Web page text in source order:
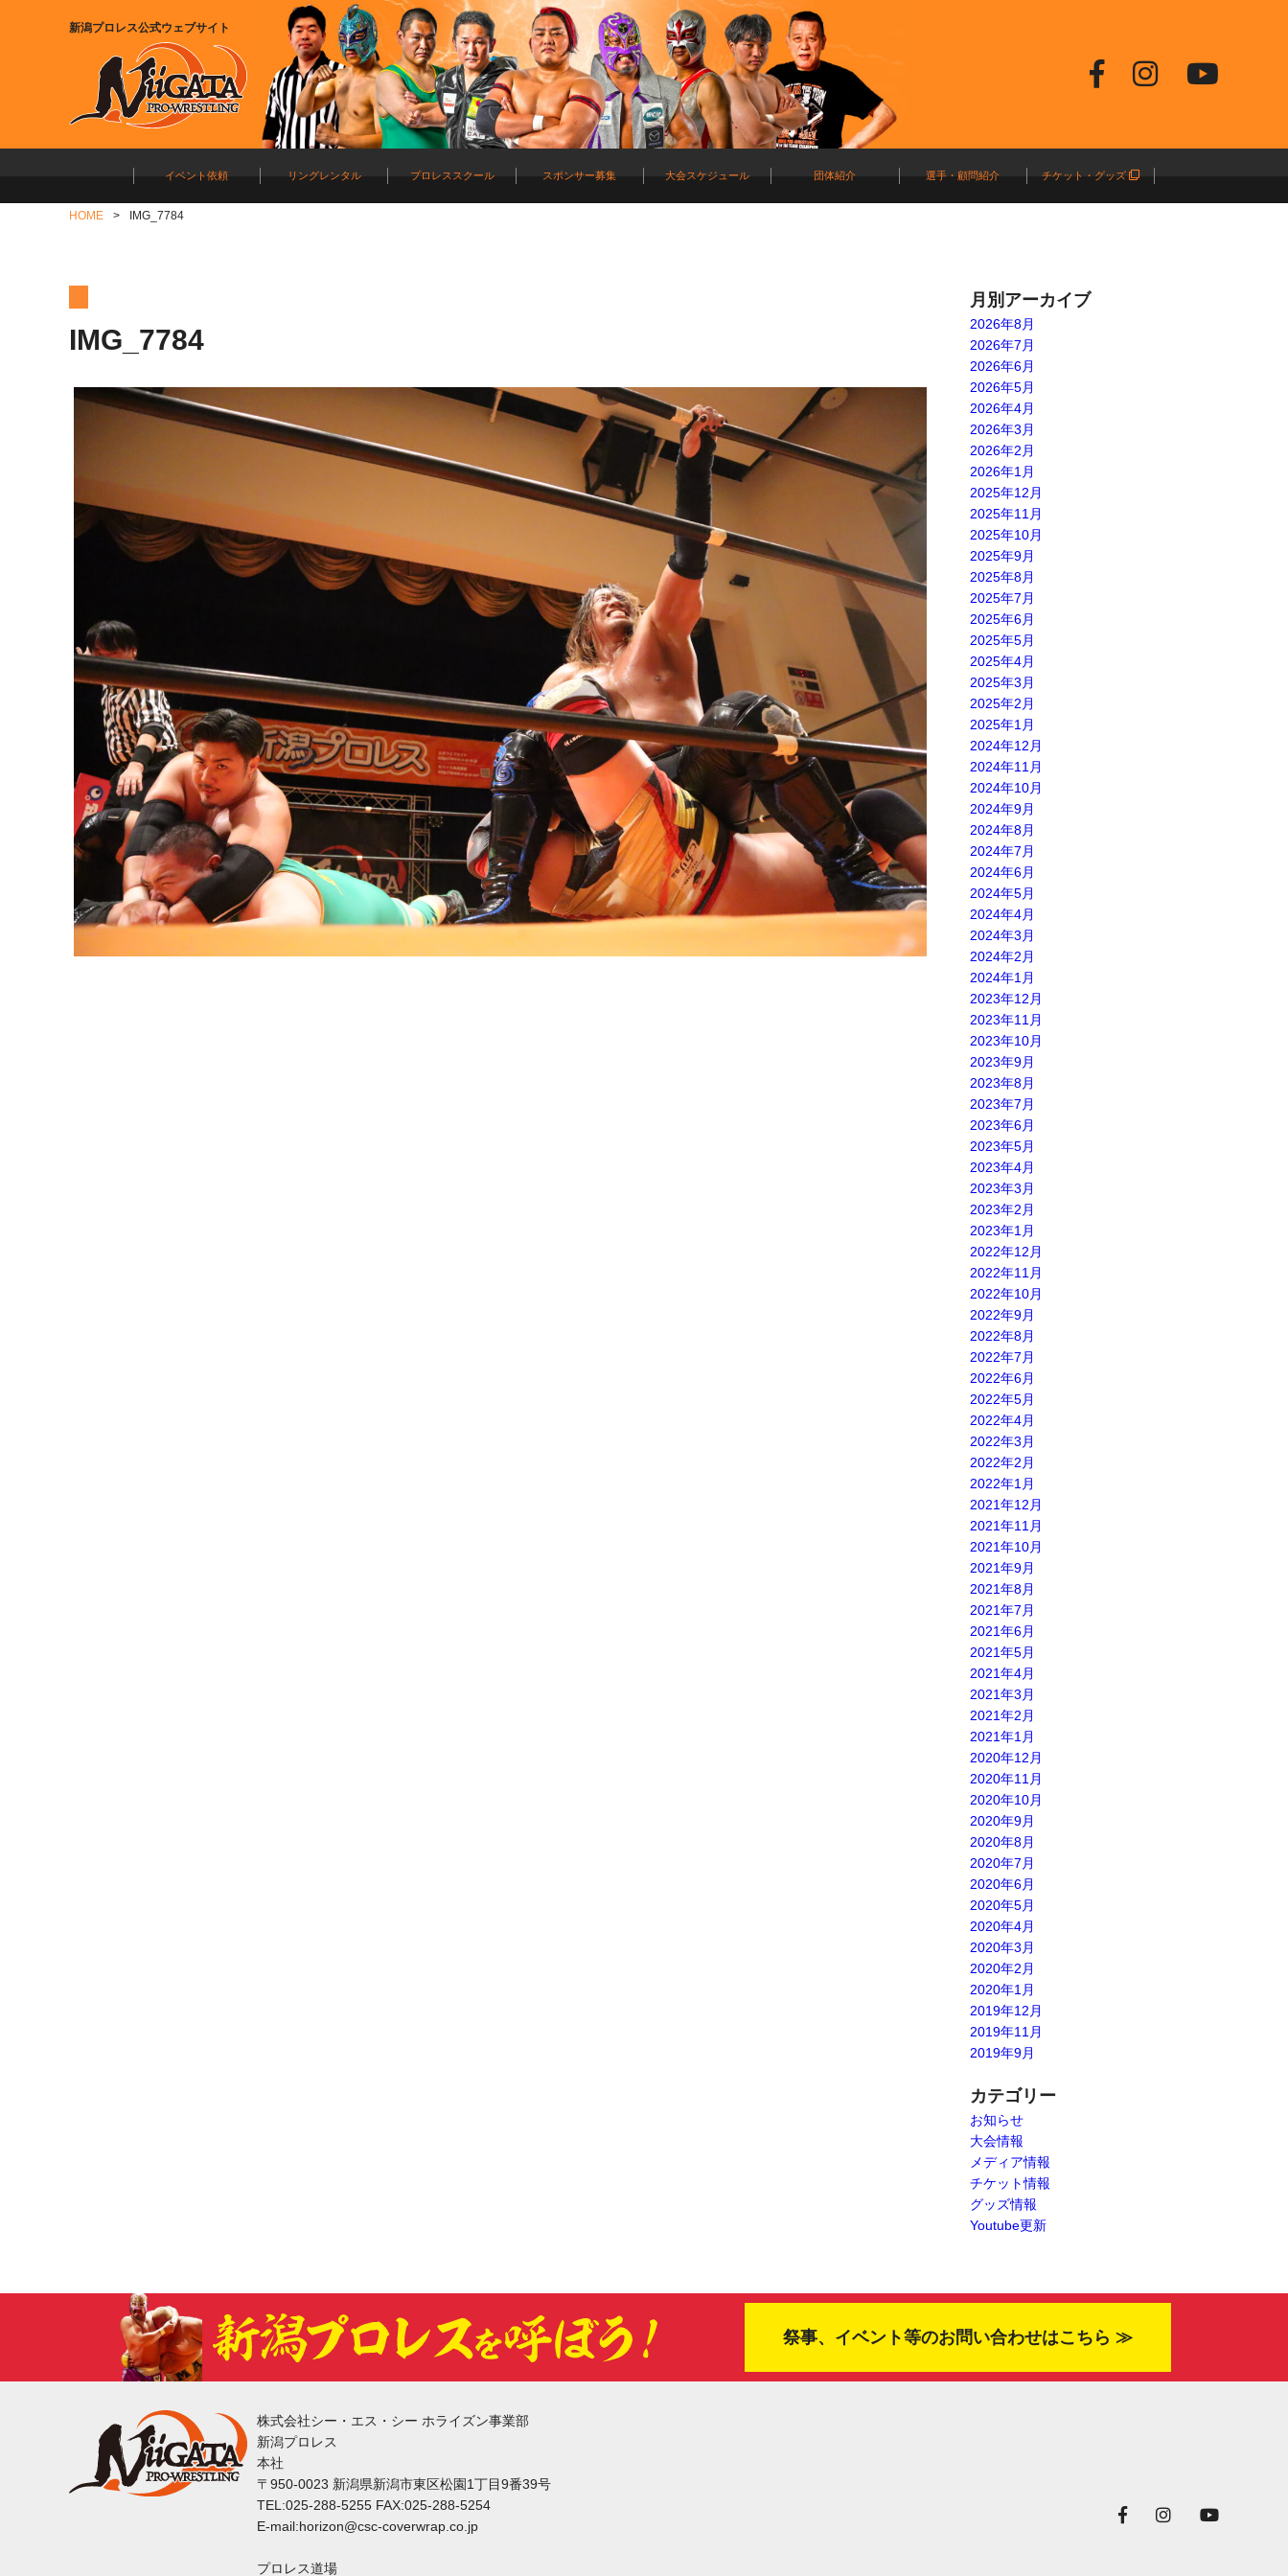
新潟プロレス公式ウェブサイト
イベント依頼 リングレンタル プロレススクール スポンサー募集 大会スケジュール 団体紹介 選手・顧問紹介 チケット・グッズ
HOME IMG_7784
IMG_7784
月別アーカイブ
2026年8月
2026年7月
2026年6月
2026年5月
2026年4月
2026年3月
2026年2月
2026年1月
2025年12月
2025年11月
2025年10月
2025年9月
2025年8月
2025年7月
2025年6月
2025年5月
2025年4月
2025年3月
2025年2月
2025年1月
2024年12月
2024年11月
2024年10月
2024年9月
2024年8月
2024年7月
2024年6月
2024年5月
2024年4月
2024年3月
2024年2月
2024年1月
2023年12月
2023年11月
2023年10月
2023年9月
2023年8月
2023年7月
2023年6月
2023年5月
2023年4月
2023年3月
2023年2月
2023年1月
2022年12月
2022年11月
2022年10月
2022年9月
2022年8月
2022年7月
2022年6月
2022年5月
2022年4月
2022年3月
2022年2月
2022年1月
2021年12月
2021年11月
2021年10月
2021年9月
2021年8月
2021年7月
2021年6月
2021年5月
2021年4月
2021年3月
2021年2月
2021年1月
2020年12月
2020年11月
2020年10月
2020年9月
2020年8月
2020年7月
2020年6月
2020年5月
2020年4月
2020年3月
2020年2月
2020年1月
2019年12月
2019年11月
2019年9月
カテゴリー
お知らせ
大会情報
メディア情報
チケット情報
グッズ情報
Youtube更新
祭事、イベント等のお問い合わせはこちら ≫
株式会社シー・エス・シー ホライズン事業部
新潟プロレス
本社
〒950-0023 新潟県新潟市東区松園1丁目9番39号
TEL:025-288-5255 FAX:025-288-5254
E-mail:horizon@csc-coverwrap.co.jp
プロレス道場